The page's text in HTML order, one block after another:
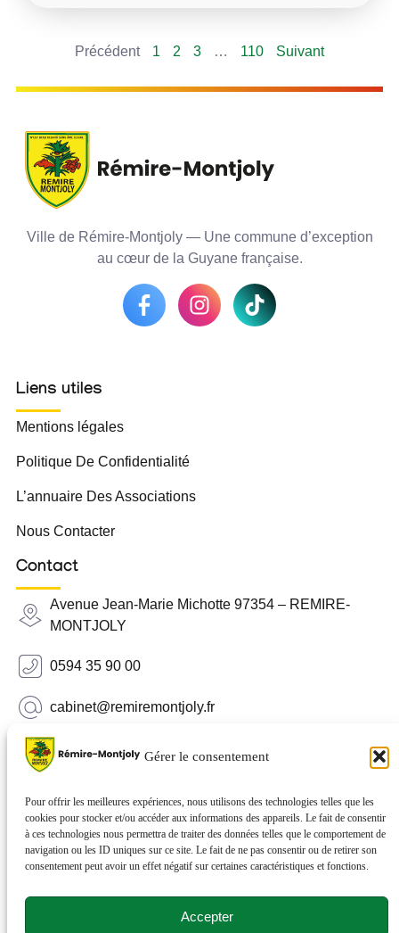
Gérer le consentement
Pour offrir les meilleures expériences, nous utilisons des technologies telles que les
cookies pour stocker et/ou accéder aux informations des appareils. Le fait de consentir
à ces technologies nous permettra de traiter des données telles que le comportement de
navigation ou les ID uniques sur ce site. Le fait de ne pas consentir ou de retirer son
consentement peut avoir un effet négatif sur certaines caractéristiques et fonctions.
Accepter
Précédent 1 2 3 … 110 Suivant
Ville de Rémire-Montjoly — Une commune d’exception
au cœur de la Guyane française.
Liens utiles
Mentions légales
Politique De Confidentialité
L’annuaire Des Associations
Nous Contacter
Contact
Avenue Jean-Marie Michotte 97354 – REMIRE-
MONTJOLY
0594 35 90 00
cabinet@remiremontjoly.fr
Newsletter
nouvelles de votre commune.